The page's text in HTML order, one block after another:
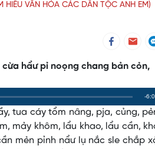
VĂN HÓA CÁC DÂN TỘC ANH EM)
cừa hẩư pỉ noọng chang bản cỏn,
-
tua cáy tổm nâng, pja, củng,
mảy khôm, lẩu khao, lẩu cần,
mẻn pỉnh nẩư lụ nắc sle chắp